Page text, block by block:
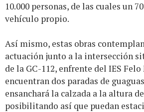
10.000 personas, de las cuales un
vehículo propio.
Así mismo, estas obras
actuación junto a la intersección
de la GC-112, enfrente del IES
encuentran dos paradas de
ensanchará la calzada a la altura
posibilitando así que puedan